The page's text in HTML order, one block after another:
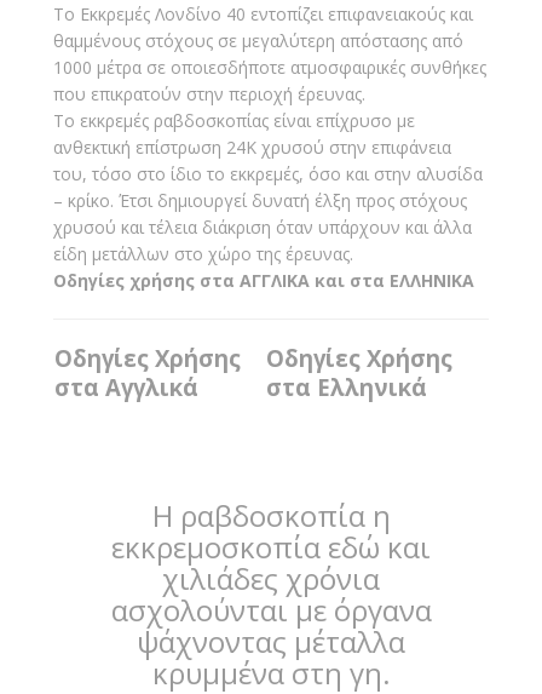
Το Εκκρεμές Λονδίνο 40 εντοπίζει επιφανειακούς και
θαμμένους στόχους σε μεγαλύτερη απόστασης από
1000 μέτρα σε οποιεσδήποτε ατμοσφαιρικές συνθήκες
που επικρατούν στην περιοχή έρευνας.
Το εκκρεμές ραβδοσκοπίας είναι επίχρυσο με
ανθεκτική επίστρωση 24Κ χρυσού στην επιφάνεια
του, τόσο στο ίδιο το εκκρεμές, όσο και στην αλυσίδα
– κρίκο. Έτσι δημιουργεί δυνατή έλξη προς στόχους
χρυσού και τέλεια διάκριση όταν υπάρχουν και άλλα
είδη μετάλλων στο χώρο της έρευνας.
Οδηγίες χρήσης στα ΑΓΓΛΙΚΑ και στα ΕΛΛΗΝΙΚΑ
Οδηγίες Χρήσης
στα Αγγλικά
Οδηγίες Χρήσης
στα Ελληνικά
Η ραβδοσκοπία η
εκκρεμοσκοπία εδώ και
χιλιάδες χρόνια
ασχολούνται με όργανα
ψάχνοντας μέταλλα
κρυμμένα στη γη.